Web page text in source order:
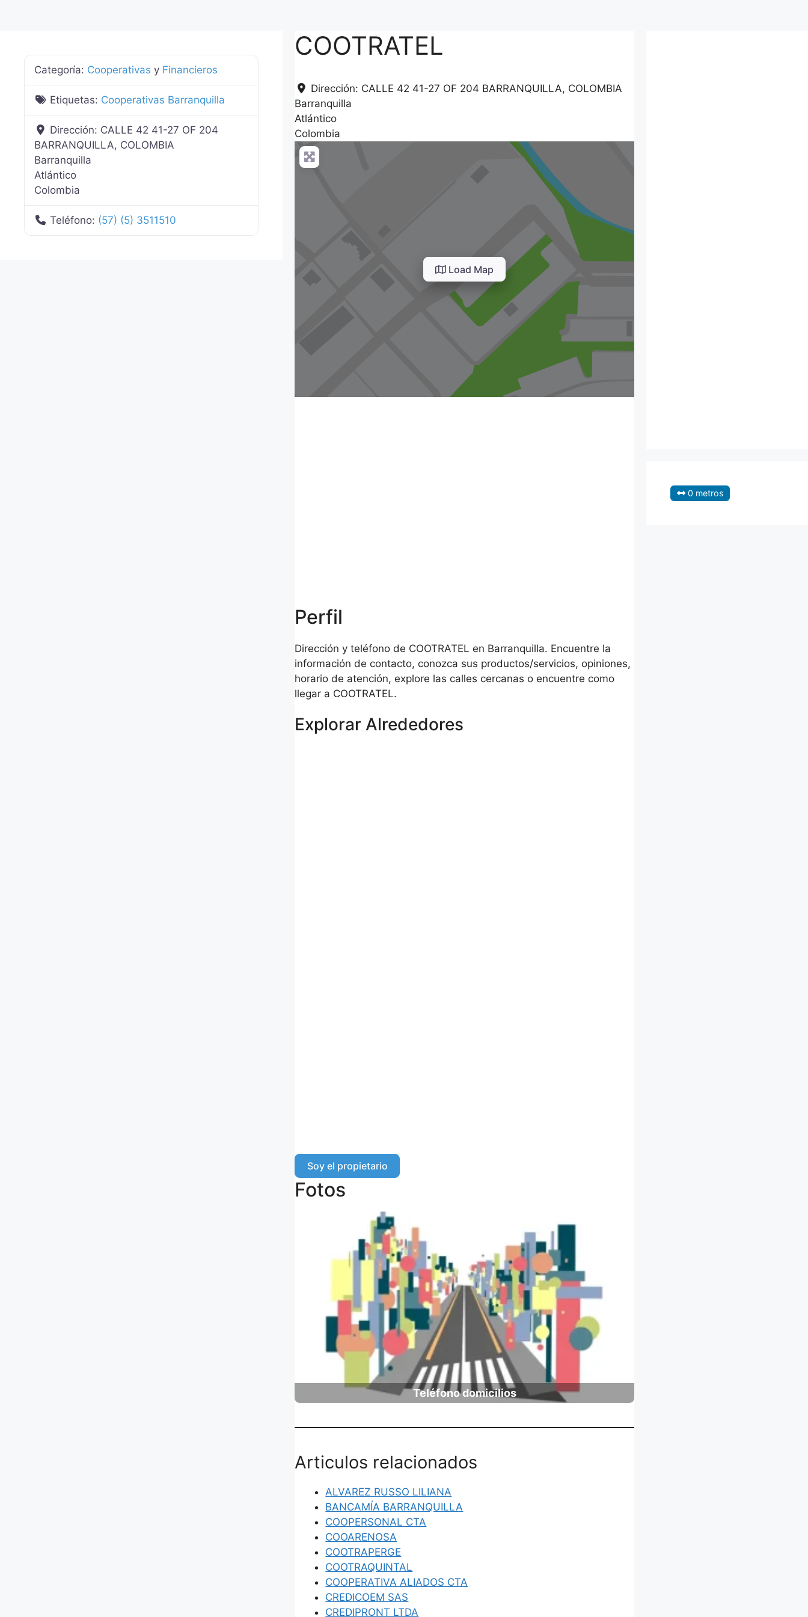
COOTRATEL
Dirección: CALLE 42 41-27 OF 204 BARRANQUILLA, COLOMBIA
Barranquilla
Atlántico
Colombia
Load Map
Perfil
Dirección y teléfono de COOTRATEL en Barranquilla. Encuentre la
información de contacto, conozca sus productos/servicios, opiniones,
horario de atención, explore las calles cercanas o encuentre como
llegar a COOTRATEL.
Explorar Alrededores
Soy el propietario
Fotos
Teléfono domicilios
Articulos relacionados
ALVAREZ RUSSO LILIANA
BANCAMÍA BARRANQUILLA
COOPERSONAL CTA
COOARENOSA
COOTRAPERGE
COOTRAQUINTAL
COOPERATIVA ALIADOS CTA
CREDICOEM SAS
CREDIPRONT LTDA
Categoría: Cooperativas y Financieros
Etiquetas: Cooperativas Barranquilla
Dirección: CALLE 42 41-27 OF 204
BARRANQUILLA, COLOMBIA
Barranquilla
Atlántico
Colombia
Teléfono: (57) (5) 3511510
0 metros